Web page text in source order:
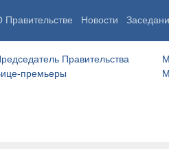
Правительстве Новости
Правительства
премьеры